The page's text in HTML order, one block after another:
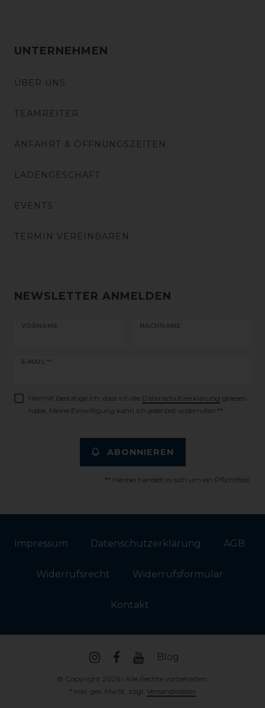
UNTERNEHMEN
ÜBER UNS
TEAMREITER
ANFAHRT & ÖFFNUNGSZEITEN
LADENGESCHÄFT
EVENTS
TERMIN VEREINBAREN
NEWSLETTER ANMELDEN
VORNAME NACHNAME
E-MAIL **
Newsletter
Hiermit bestätige ich, dass ich die Daten­schutz­erklärung gelesen
habe. Meine Einwilligung kann ich jederzeit widerrufen.**
ABONNIEREN
** Hierbei handelt es sich um ein Pflichtfeld.
Impressum Daten­schutz­erklärung AGB
Widerrufs­recht Widerrufs­formular
Kontakt
Blog
© Copyright 2026 | Alle Rechte vorbehalten.
* inkl. ges. MwSt. zzgl. Versandkosten